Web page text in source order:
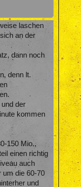
laschen
an der
dann noch
denn lt.
der
kommen
150 Mio.,
einen richtig
auch
um die 60-70
und